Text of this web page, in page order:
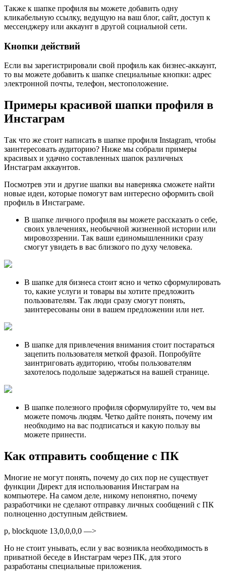
Также к шапке профиля вы можете добавить одну
кликабельную ссылку, ведущую на ваш блог, сайт, доступ к
мессенджеру или аккаунт в другой социальной сети.
Кнопки действий
Если вы зарегистрировали свой профиль как бизнес-аккаунт,
то вы можете добавить к шапке специальные кнопки: адрес
электронной почты, телефон, местоположение.
Примеры красивой шапки профиля в
Инстаграм
Так что же стоит написать в шапке профиля Instagram, чтобы
заинтересовать аудиторию? Ниже мы собрали примеры
красивых и удачно составленных шапок различных
Инстаграм аккаунтов.
Посмотрев эти и другие шапки вы наверняка сможете найти
новые идеи, которые помогут вам интересно оформить свой
профиль в Инстаграме.
В шапке личного профиля вы можете рассказать о себе,
своих увлечениях, необычной жизненной истории или
мировоззрении. Так ваши единомышленники сразу
смогут увидеть в вас близкого по духу человека.
В шапке для бизнеса стоит ясно и четко сформулировать
то, какие услуги и товары вы хотите предложить
пользователям. Так люди сразу смогут понять,
заинтересованы они в вашем предложении или нет.
В шапке для привлечения внимания стоит постараться
зацепить пользователя меткой фразой. Попробуйте
заинтриговать аудиторию, чтобы пользователям
захотелось подольше задержаться на вашей странице.
В шапке полезного профиля сформулируйте то, чем вы
можете помочь людям. Четко дайте понять, почему им
необходимо на вас подписаться и какую пользу вы
можете принести.
Как отправить сообщение с ПК
Многие не могут понять, почему до сих пор не существует
функции Директ для использования Инстаграм на
компьютере. На самом деле, никому непонятно, почему
разработчики не сделают отправку личных сообщений с ПК
полноценно доступным действием.
p, blockquote 13,0,0,0,0 —>
Но не стоит унывать, если у вас возникла необходимость в
приватной беседе в Инстаграм через ПК, для этого
разработаны специальные приложения.